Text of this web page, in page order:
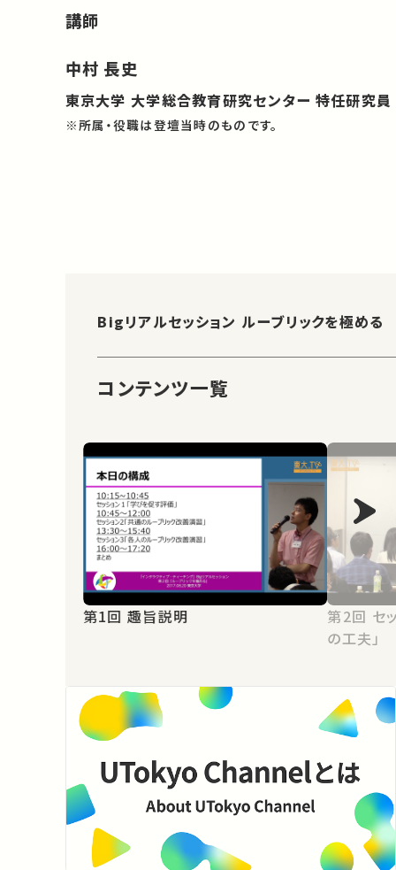
講師
中村 長史
東京大学 大学総合教育研究センター 特任研究員
※所属・役職は登壇当時のものです。
Bigリアルセッション ルーブリックを極める
コンテンツ一覧
第1回 趣旨説明
第2回 セッション1「学びを促す評価
の工夫」